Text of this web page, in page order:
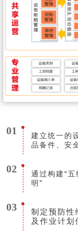
01
建立统一的
品备件、安
02
通过构建“
明”
03
制定预防性
及作业计划